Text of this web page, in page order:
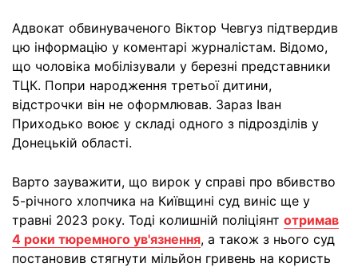
Адвокат обвинуваченого Віктор Чевгуз підтвердив
цю інформацію у коментарі журналістам. Відомо,
що чоловіка мобілізували у березні представники
ТЦК. Попри народження третьої дитини,
відстрочки він не оформлював. Зараз Іван
Приходько воює у складі одного з підрозділів у
Донецькій області.
Варто зауважити, що вирок у справі про вбивство
5-річного хлопчика на Київщині суд виніс ще у
травні 2023 року. Тоді колишній поліціянт отримав
4 роки тюремного ув'язнення, а також з нього суд
постановив стягнути мільйон гривень на користь